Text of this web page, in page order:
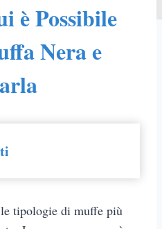
è Possibile
Nera e
tipologie di muffe più